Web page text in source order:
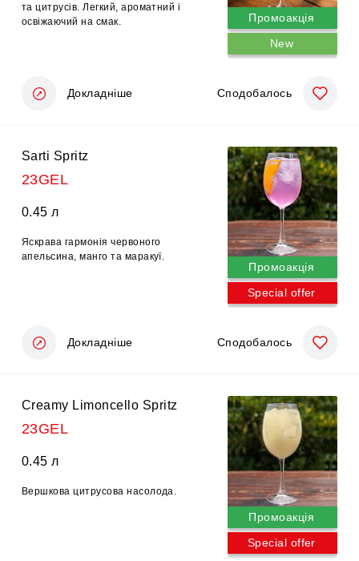
та цитрусів. Легкий, ароматний і
освіжаючий на смак.
Промоакція
New
Докладніше Сподобалось
Sarti Spritz
23GEL
0.45 л
Яскрава гармонія червоного
апельсина, манго та маракуї.
Промоакція
Special offer
Докладніше Сподобалось
Creamy Limoncello Spritz
23GEL
0.45 л
Вершкова цитрусова насолода.
Промоакція
Special offer